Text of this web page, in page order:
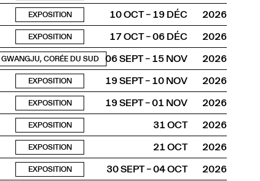
EXPOSITION 10 OCT – 19 DÉC
2026
EXPOSITION 17 OCT – 06 DÉC
2026
GWANGJU, CORÉE DU SUD 06 SEPT – 15 NOV
2026
EXPOSITION 19 SEPT – 10 NOV
2026
EXPOSITION 19 SEPT – 01 NOV
2026
EXPOSITION 31 OCT
2026
EXPOSITION 21 OCT
2026
EXPOSITION 30 SEPT – 04 OCT
2026